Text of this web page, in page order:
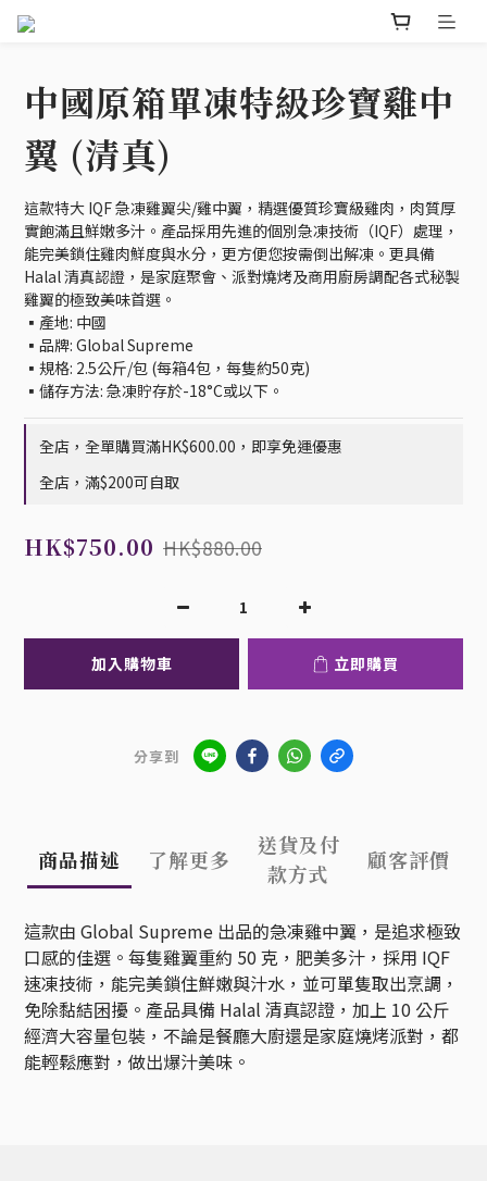
中國原箱單凍特級珍寶雞中
翼 (清真)
這款特大 IQF 急凍雞翼尖/雞中翼，精選優質珍寶級雞肉，肉質厚
實飽滿且鮮嫩多汁。產品採用先進的個別急凍技術（IQF）處理，
能完美鎖住雞肉鮮度與水分，更方便您按需倒出解凍。更具備
Halal 清真認證，是家庭聚會、派對燒烤及商用廚房調配各式秘製
雞翼的極致美味首選。
▪️產地: 中國
▪️品牌: Global Supreme
▪️規格: 2.5公斤/包 (每箱4包，每隻約50克)
▪️儲存方法: 急凍貯存於-18°C或以下。
全店，全單購買滿HK$600.00，即享免運優惠
全店，滿$200可自取
HK$750.00 HK$880.00
加入購物車 立即購買
分享到
商品描述 了解更多
送貨及付
款方式
顧客評價
這款由 Global Supreme 出品的急凍雞中翼，是追求極致
口感的佳選。每隻雞翼重約 50 克，肥美多汁，採用 IQF
速凍技術，能完美鎖住鮮嫩與汁水，並可單隻取出烹調，
免除黏結困擾。產品具備 Halal 清真認證，加上 10 公斤
經濟大容量包裝，不論是餐廳大廚還是家庭燒烤派對，都
能輕鬆應對，做出爆汁美味。